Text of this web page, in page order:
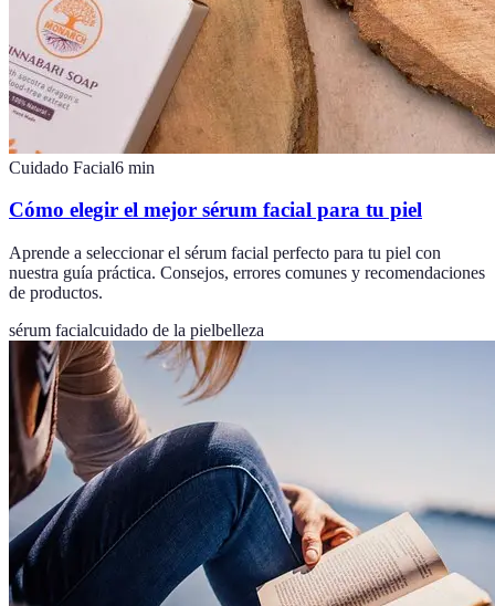
Cuidado Facial6 min
Cómo elegir el mejor sérum facial para tu piel
Aprende a seleccionar el sérum facial perfecto para tu piel con
nuestra guía práctica. Consejos, errores comunes y recomendaciones
de productos.
sérum facialcuidado de la pielbelleza